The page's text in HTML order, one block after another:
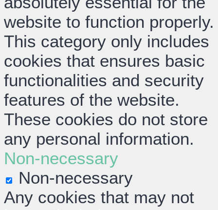
website to function properly.
This category only includes
cookies that ensures basic
functionalities and security
features of the website.
These cookies do not store
any personal information.
Non-necessary
Non-necessary
Any cookies that may not